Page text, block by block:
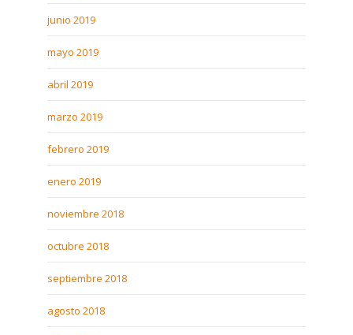
junio 2019
mayo 2019
abril 2019
marzo 2019
febrero 2019
enero 2019
noviembre 2018
octubre 2018
septiembre 2018
agosto 2018